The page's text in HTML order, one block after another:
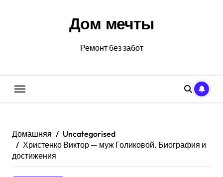
Дом мечты
Ремонт без забот
Домашняя
Uncategorised
Христенко Виктор — муж Голиковой. Биография и
достижения